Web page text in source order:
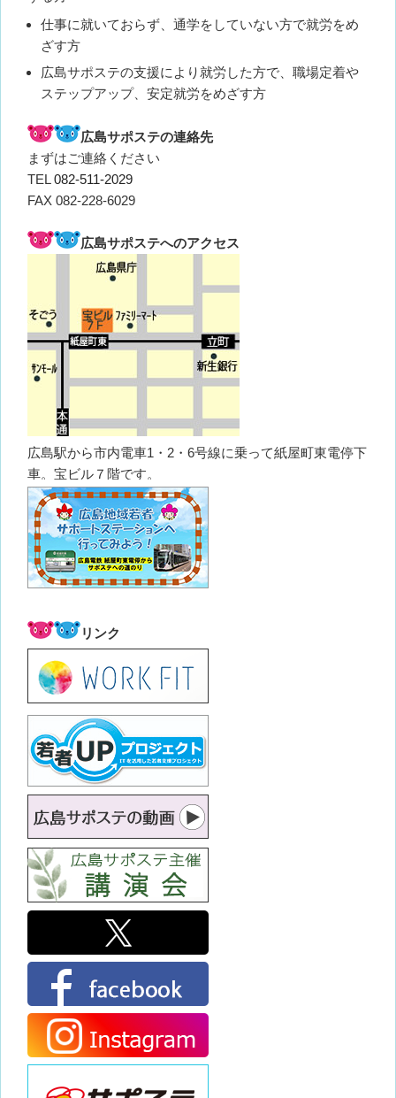
仕事に就いておらず、通学をしていない方で就労をめ
ざす方
広島サポステの支援により就労した方で、職場定着や
ステップアップ、安定就労をめざす方
広島サポステの連絡先
まずはご連絡ください
TEL082-511-2029
FAX 082-228-6029
広島サポステへのアクセス
広島駅から市内電車1・2・6号線に乗って紙屋町東電停下
車。宝ビル７階です。
リンク